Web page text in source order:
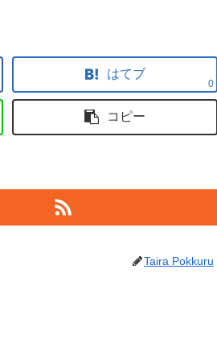
はてブ
0
コピー
Taira Pokkuru